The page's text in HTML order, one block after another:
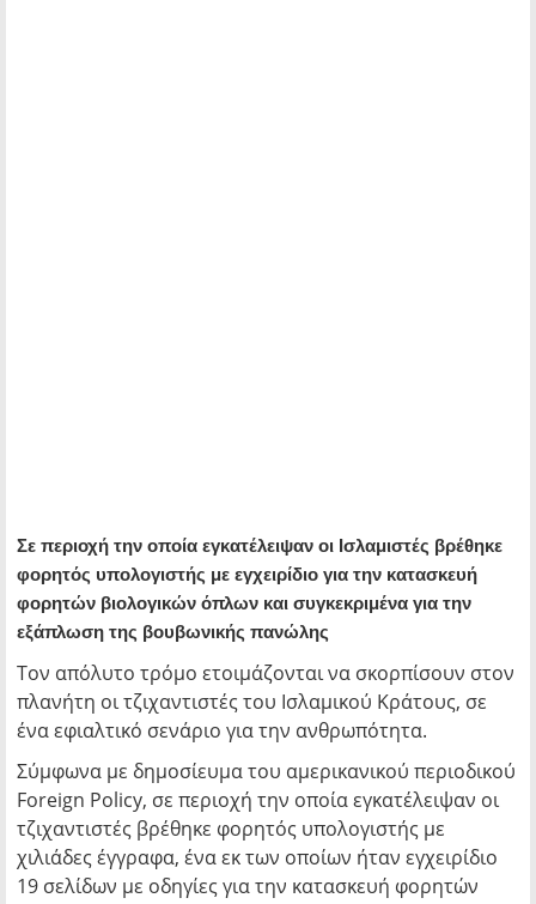
Σε περιοχή την οποία εγκατέλειψαν οι Ισλαμιστές βρέθηκε
φορητός υπολογιστής με εγχειρίδιο για την κατασκευή
φορητών βιολογικών όπλων και συγκεκριμένα για την
εξάπλωση της βουβωνικής πανώλης
Τον απόλυτο τρόμο ετοιμάζονται να σκορπίσουν στον
πλανήτη οι τζιχαντιστές του Ισλαμικού Κράτους, σε
ένα εφιαλτικό σενάριο για την ανθρωπότητα.
Σύμφωνα με δημοσίευμα του αμερικανικού περιοδικού
Foreign Policy, σε περιοχή την οποία εγκατέλειψαν οι
τζιχαντιστές βρέθηκε φορητός υπολογιστής με
χιλιάδες έγγραφα, ένα εκ των οποίων ήταν εγχειρίδιο
19 σελίδων με οδηγίες για την κατασκευή φορητών